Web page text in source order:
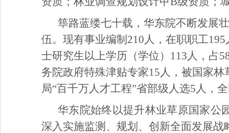
筚路蓝缕七十载，华东院不断发展
伍。现有事业编制210人，在职职工
士研究生以上学历（学位）113人，占
务院政府特殊津贴专家15人，被国家
局“百千万人才工程”省部级人选5人，
华东院始终以提升林业草原国家公
深入实施监测、规划、创新全面发展